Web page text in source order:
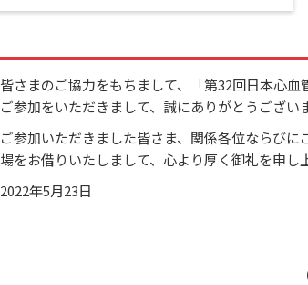
皆さまのご協力をもちまして、「第32回日本心
ご参加をいただきまして、誠にありがとうござい
ご参加いただきました皆さま、関係各位ならび
場をお借りいたしまして、心より厚く御礼を申し
2022年5月23日